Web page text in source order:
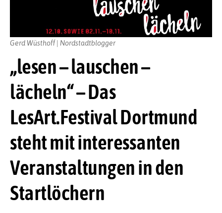
„lesen – lauschen –
lächeln“ – Das
LesArt.Festival Dortmund
steht mit interessanten
Veranstaltungen in den
Startlöchern
Gerd Wüsthoff | Nordstadtblogger